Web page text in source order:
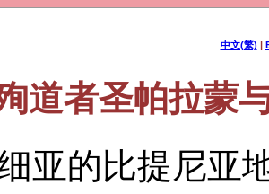
中文(繁) |
道者圣帕拉蒙
亚的比提尼亚